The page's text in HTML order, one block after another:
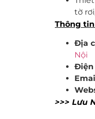
tờ
Thông
Địa
Nội
Điện
>>> Lưu